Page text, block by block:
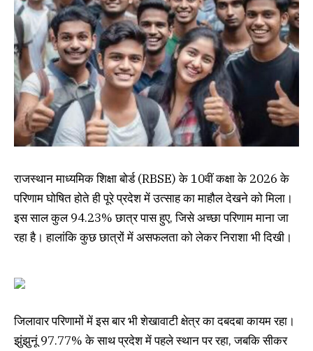
राजस्थान माध्यमिक शिक्षा बोर्ड (RBSE) के 10वीं कक्षा के 2026 के
परिणाम घोषित होते ही पूरे प्रदेश में उत्साह का माहौल देखने को मिला।
इस साल कुल 94.23% छात्र पास हुए, जिसे अच्छा परिणाम माना जा
रहा है। हालांकि कुछ छात्रों में असफलता को लेकर निराशा भी दिखी।
जिलावार परिणामों में इस बार भी शेखावाटी क्षेत्र का दबदबा कायम रहा।
झुंझुनूं 97.77% के साथ प्रदेश में पहले स्थान पर रहा, जबकि सीकर